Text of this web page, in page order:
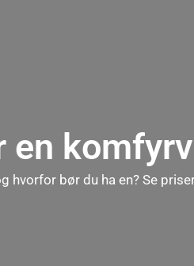
en
hvorfor bør du ha en? Se